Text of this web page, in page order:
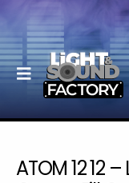
ATOM 12 12